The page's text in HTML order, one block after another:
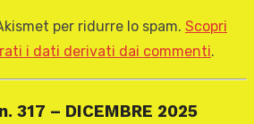
per ridurre lo spam. Scopri
i dati derivati dai commenti.
317 – DICEMBRE 2025